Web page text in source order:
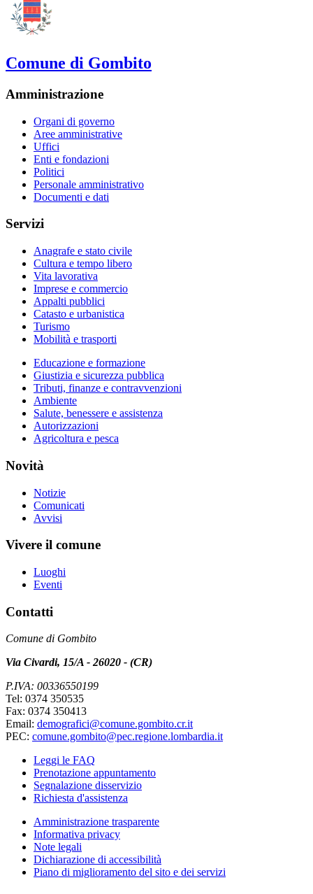
Comune di Gombito
Amministrazione
Organi di governo
Aree amministrative
Uffici
Enti e fondazioni
Politici
Personale amministrativo
Documenti e dati
Servizi
Anagrafe e stato civile
Cultura e tempo libero
Vita lavorativa
Imprese e commercio
Appalti pubblici
Catasto e urbanistica
Turismo
Mobilità e trasporti
Educazione e formazione
Giustizia e sicurezza pubblica
Tributi, finanze e contravvenzioni
Ambiente
Salute, benessere e assistenza
Autorizzazioni
Agricoltura e pesca
Novità
Notizie
Comunicati
Avvisi
Vivere il comune
Luoghi
Eventi
Contatti
Comune di Gombito
Via Civardi, 15/A - 26020 - (CR)
P.IVA: 00336550199
Tel: 0374 350535
Fax: 0374 350413
Email: demografici@comune.gombito.cr.it
PEC: comune.gombito@pec.regione.lombardia.it
Leggi le FAQ
Prenotazione appuntamento
Segnalazione disservizio
Richiesta d'assistenza
Amministrazione trasparente
Informativa privacy
Note legali
Dichiarazione di accessibilità
Piano di miglioramento del sito e dei servizi